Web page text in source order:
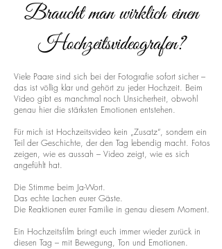
Braucht man wirklich einen
Hochzeitsvideografen?
Viele Paare sind sich bei der Fotografie sofort sicher –
das ist völlig klar und gehört zu jeder Hochzeit. Beim
Video gibt es manchmal noch Unsicherheit, obwohl
genau hier die stärksten Emotionen entstehen.
Für mich ist Hochzeitsvideo kein „Zusatz“, sondern ein
Teil der Geschichte, der den Tag lebendig macht. Fotos
zeigen, wie es aussah – Video zeigt, wie es sich
angefühlt hat.
Die Stimme beim Ja-Wort.
Das echte Lachen eurer Gäste.
Die Reaktionen eurer Familie in genau diesem Moment.
Ein Hochzeitsfilm bringt euch immer wieder zurück in
diesen Tag – mit Bewegung, Ton und Emotionen.